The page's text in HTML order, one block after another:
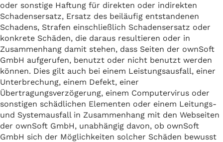
oder sonstige Haftung für direkten oder indirekten
Schadensersatz, Ersatz des beiläufig entstandenen
Schadens, Strafen einschließlich Schadensersatz oder
konkrete Schäden, die daraus resultieren oder in
Zusammenhang damit stehen, dass Seiten der ownSoft
GmbH aufgerufen, benutzt oder nicht benutzt werden
können. Dies gilt auch bei einem Leistungsausfall, einer
Unterbrechung, einem Defekt, einer
Übertragungsverzögerung, einem Computervirus oder
sonstigen schädlichen Elementen oder einem Leitungs-
und Systemausfall in Zusammenhang mit den Webseiten
der ownSoft GmbH, unabhängig davon, ob ownSoft
GmbH sich der Möglichkeiten solcher Schäden bewusst